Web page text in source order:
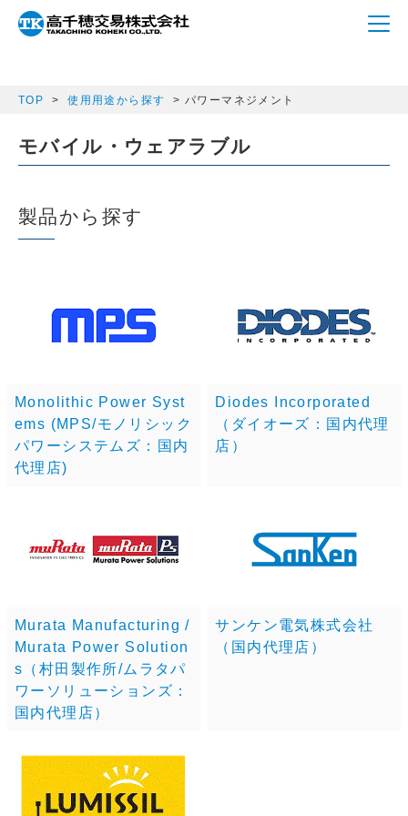
array(1) { ["semicon_category"]=> string(16)
"power_management" }
TOP 使用用途から探す パワーマネジメント
モバイル・ウェアラブル
製品から探す
Monolithic Power Syst
ems (MPS/モノリシック
パワーシステムズ：国内
代理店)
Diodes Incorporated
（ダイオーズ：国内代理
店）
Murata Manufacturing /
Murata Power Solution
s（村田製作所/ムラタパ
ワーソリューションズ：
国内代理店）
サンケン電気株式会社
（国内代理店）